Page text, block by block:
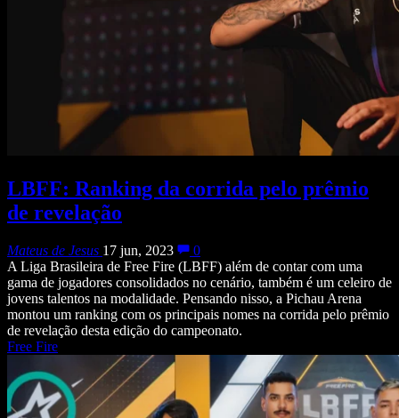
LBFF: Ranking da corrida pelo prêmio
de revelação
Mateus de Jesus 17 jun, 2023
0
A Liga Brasileira de Free Fire (LBFF) além de contar com uma
gama de jogadores consolidados no cenário, também é um celeiro de
jovens talentos na modalidade. Pensando nisso, a Pichau Arena
montou um ranking com os principais nomes na corrida pelo prêmio
de revelação desta edição do campeonato.
Free Fire